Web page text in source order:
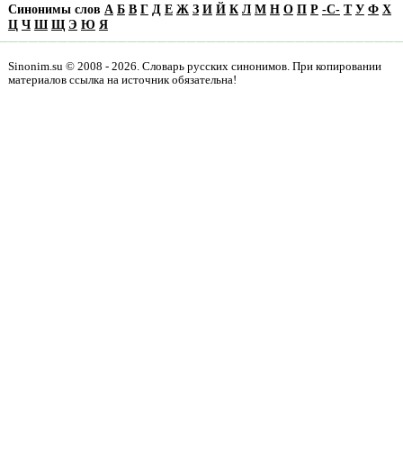
Синонимы слов А Б В Г Д Е Ж З И Й К Л М Н О П Р -С- Т У Ф Х
Ц Ч Ш Щ Э Ю Я
Sinonim.su © 2008 - 2026. Словарь русских синонимов. При копировании
материалов ссылка на источник обязательна!